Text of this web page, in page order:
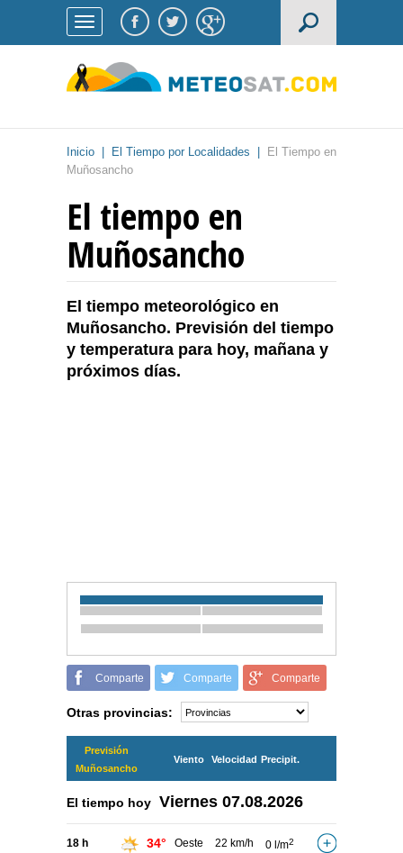
Inicio El Tiempo por Localidades
El Tiempo en
Muñosancho
El tiempo en
Muñosancho
El tiempo meteorológico en
Muñosancho. Previsión del tiempo
y temperatura para hoy, mañana y
próximos días.
Comparte Comparte Comparte
Otras provincias:
Previsión
Muñosancho
Viento Velocidad Precipit.
El tiempo hoy Viernes 07.08.2026
18 h 34° Oeste 22 km/h 0 l/m2